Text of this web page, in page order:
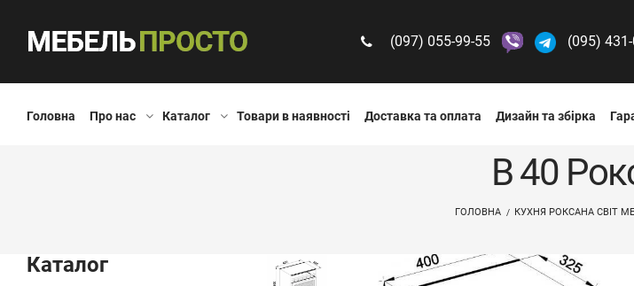
(097) 055-99-55 (095)
Головна Про нас Каталог Товари в наявності Доставка та оплата Дизайн та збірка
В 40
ГОЛОВНА КУХНЯ РОКСАНА СВІТ
Каталог